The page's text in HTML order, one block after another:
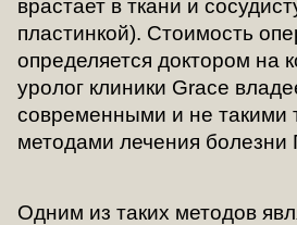
врастает в ткани и
пластинкой). Стоимость
определяется доктором на
уролог клиники Grace
современными и не такими
методами лечения болезни
Одним из таких методов